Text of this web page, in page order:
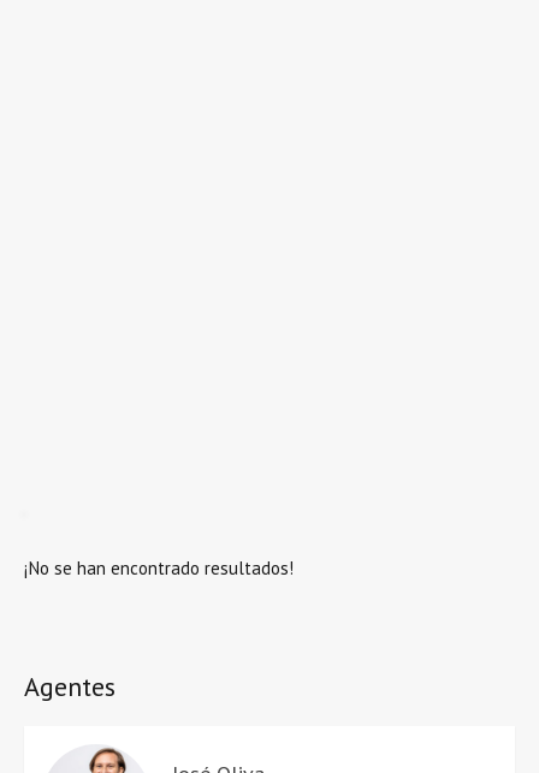
¡No se han encontrado resultados!
Agentes